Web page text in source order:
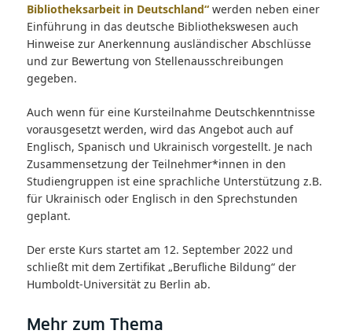
Bibliotheksarbeit in Deutschland“werden neben einer
Einführung in das deutsche Bibliothekswesen auch
Hinweise zur Anerkennung ausländischer Abschlüsse
und zur Bewertung von Stellenausschreibungen
gegeben.
Auch wenn für eine Kursteilnahme Deutschkenntnisse
vorausgesetzt werden, wird das Angebot auch auf
Englisch, Spanisch und Ukrainisch vorgestellt. Je nach
Zusammensetzung der Teilnehmer*innen in den
Studiengruppen ist eine sprachliche Unterstützung z.B.
für Ukrainisch oder Englisch in den Sprechstunden
geplant.
Der erste Kurs startet am 12. September 2022 und
schließt mit dem Zertifikat „Berufliche Bildung“ der
Humboldt-Universität zu Berlin ab.
Mehr zum Thema